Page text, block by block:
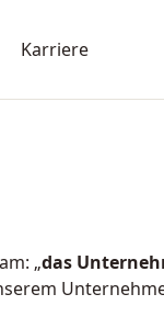
Karriere
„das